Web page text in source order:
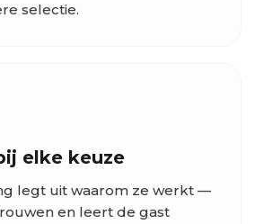
selectie.
elke keuze
legt uit waarom ze werkt —
en leert de gast